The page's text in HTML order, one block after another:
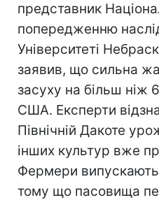
представник
попередженню
Університеті
заявив, що сильна
засуху на більш ніж
США. Експерти
Північній Дакоте
інших культур вже
Фермери
тому що пасовища